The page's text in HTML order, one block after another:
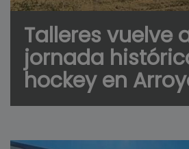
Talleres vuelve
jornada
hockey en